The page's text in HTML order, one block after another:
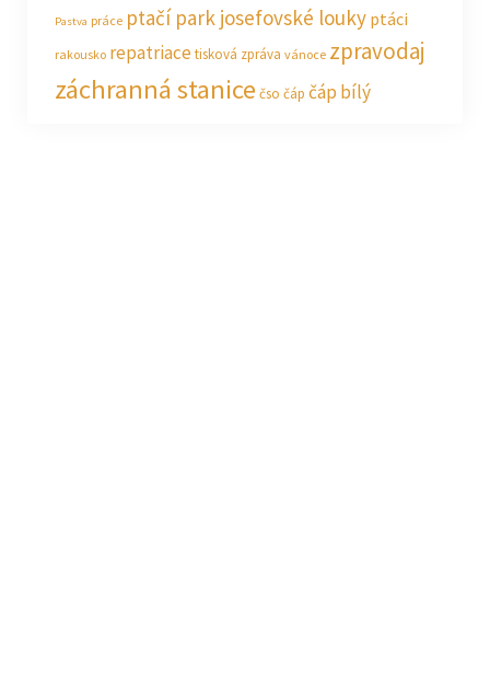
Pastva práce ptačí park josefovské louky ptáci
rakousko repatriacetisková zpráva vánoce zpravodaj
záchranná stanice čso čáp čáp bílý